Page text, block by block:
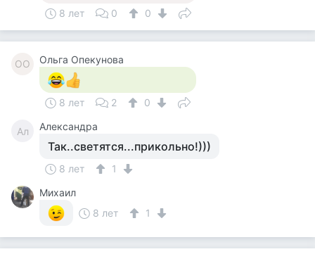
8 лет 0 0
ОО Ольга Опекунова
8 лет 2 0
Ал Александра
Так..светятся...прикольно!)))
8 лет
1
Михаил
8 лет
1